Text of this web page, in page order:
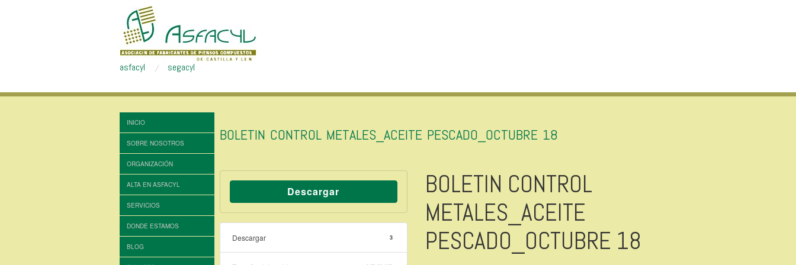
asfacyl segacyl
INICIO
SOBRE NOSOTROS
ORGANIZACIÓN
ALTA EN ASFACYL
SERVICIOS
DONDE ESTAMOS
BLOG
BOLETIN CONTROL METALES_ACEITE PESCADO_OCTUBRE 18
Descargar
Descargar 3
BOLETIN CONTROL
METALES_ACEITE
PESCADO_OCTUBRE 18